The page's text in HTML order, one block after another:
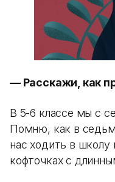
— Расскажи, как
В 5-6 классе мы с
Помню, как в
нас ходить в
кофточках с